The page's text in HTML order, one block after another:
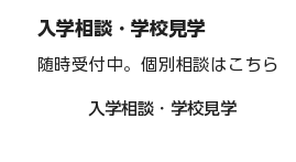
入学相談・学校見学
随時受付中。個別相談はこちら
入学相談・学校見学